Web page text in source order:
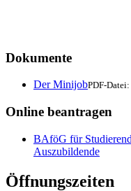
Dokumente
Der MinijobPDF-Datei:
Online beantragen
BAföG für
Auszubildende
Öffnungszeiten